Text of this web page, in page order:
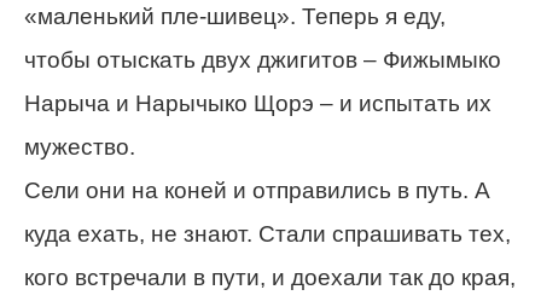
«маленький пле-шивец». Теперь я еду,
чтобы отыскать двух джигитов – Фижымыко
Нарыча и Нарычыко Щорэ – и испытать их
мужество.
Сели они на коней и отправились в путь. А
куда ехать, не знают. Стали спрашивать тех,
кого встречали в пути, и доехали так до края,